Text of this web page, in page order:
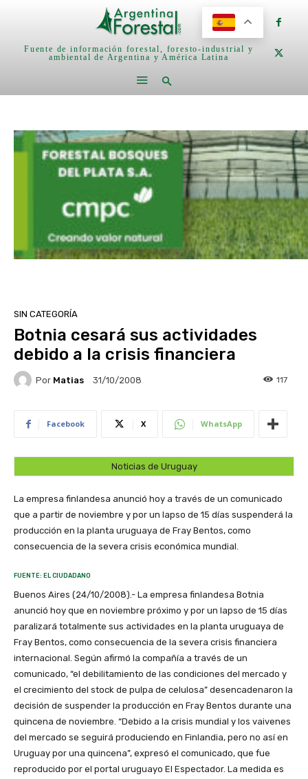
Fuente de información forestal, foresto-industrial y
ambiental de Argentina y América Latina
SIN CATEGORÍA
Botnia cesará sus actividades
debido a la crisis financiera
Por Matias 31/10/2008 117
Facebook X WhatsApp
Noticias de Uruguay
La empresa finlandesa anunció hoy a través de un comunicado
que a partir de noviembre y por un lapso de 15 días suspenderá la
producción en la planta uruguaya de Fray Bentos, como
consecuencia de la severa crisis económica mundial.
FUENTE: EL CIUDADANO
Buenos Aires (24/10/2008).- La empresa finlandesa Botnia
anunció hoy que en noviembre próximo y por un lapso de 15 días
paralizará totalmente sus actividades en la planta uruguaya de
Fray Bentos, como consecuencia de la severa crisis financiera
internacional. Según afirmó la compañía a través de un
comunicado, “el debilitamiento de las condiciones del mercado y
el crecimiento del stock de pulpa de celulosa” desencadenaron la
decisión de suspender la producción en Fray Bentos durante una
quincena de noviembre. “Debido a la crisis mundial y los vaivenes
del mercado se seguirá produciendo en Finlandia, pero no así en
Uruguay por una quincena”, expresó el comunicado, que fue
reproducido por el portal uruguayo El Espectador. La medida es